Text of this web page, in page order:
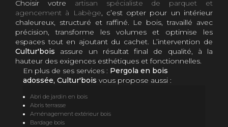
Choisir votre artisan spécialiste de parquet et
agencement à Labège, c’est opter pour un intérieur
chaleureux, structuré et raffiné. Le bois, travaillé avec
précision, transforme les volumes et optimise les
espaces tout en ajoutant du cachet. L’intervention de
Cultur'bois assure un résultat final de qualité, à la
hauteur des exigences esthétiques et fonctionnelles.
En plus de ses services : Pergola en bois
adossée, Cultur'bois vous propose aussi :
Abri de jardin en bois
Abris terrasse
Aménagement extérieur bois
Bardage bois